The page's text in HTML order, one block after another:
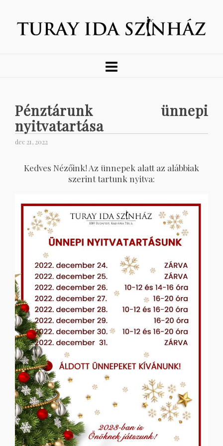
Pénztárunk ünnepi
nyitvatartása
dec 21, 2022
Kedves Nézőink! Az ünnepek alatt az alábbiak
szerint tartunk nyitva: